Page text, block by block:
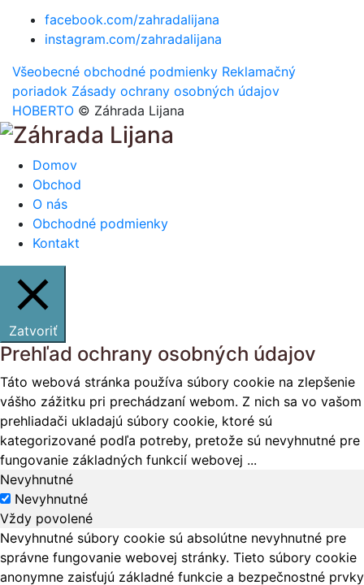
facebook.com/zahradalijana
instagram.com/zahradalijana
Všeobecné obchodné podmienky Reklamačný
poriadok Zásady ochrany osobných údajov
HOBERTO © Záhrada Lijana
Domov
Obchod
O nás
Obchodné podmienky
Kontakt
Zatvoriť
Prehľad ochrany osobných údajov
Táto webová stránka používa súbory cookie na zlepšenie
vášho zážitku pri prechádzaní webom. Z nich sa vo vašom
prehliadači ukladajú súbory cookie, ktoré sú
kategorizované podľa potreby, pretože sú nevyhnutné pre
fungovanie základných funkcií webovej ...
Nevyhnutné
Nevyhnutné
Vždy povolené
Nevyhnutné súbory cookie sú absolútne nevyhnutné pre
správne fungovanie webovej stránky. Tieto súbory cookie
anonymne zaisťujú základné funkcie a bezpečnostné prvky